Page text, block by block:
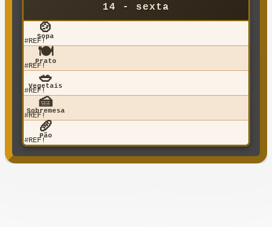
14 - sexta
🍲
Sopa
#REF!
🍽️
Prato
#REF!
🥗
Vegetais
#REF!
🍰
Sobremesa
#REF!
🥖
Pão
#REF!